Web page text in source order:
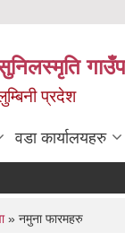
प्रदेश
वडा कार्यालयहरु
» नमुना फारमहरु